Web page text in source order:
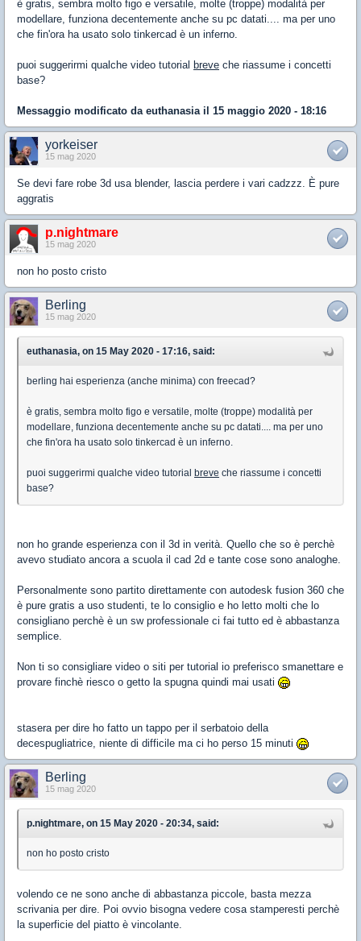
è gratis, sembra molto figo e versatile, molte (troppe) modalità per
modellare, funziona decentemente anche su pc datati.... ma per uno
che fin'ora ha usato solo tinkercad è un inferno.
puoi suggerirmi qualche video tutorial breve che riassume i concetti
base?
Messaggio modificato da euthanasiail 15 maggio 2020 - 18:16
yorkeiser
15 mag 2020
Se devi fare robe 3d usa blender, lascia perdere i vari cadzzz. È pure
aggratis
p.nightmare
15 mag 2020
non ho posto cristo
Berling
15 mag 2020
euthanasia, on 15 May 2020 - 17:16, said:
berling hai esperienza (anche minima) con freecad?
è gratis, sembra molto figo e versatile, molte (troppe) modalità per
modellare, funziona decentemente anche su pc datati.... ma per uno
che fin'ora ha usato solo tinkercad è un inferno.
puoi suggerirmi qualche video tutorial breve che riassume i concetti
base?
non ho grande esperienza con il 3d in verità. Quello che so è perchè
avevo studiato ancora a scuola il cad 2d e tante cose sono analoghe.
Personalmente sono partito direttamente con autodesk fusion 360 che
è pure gratis a uso studenti, te lo consiglio e ho letto molti che lo
consigliano perchè è un sw professionale ci fai tutto ed è abbastanza
semplice.
Non ti so consigliare video o siti per tutorial io preferisco smanettare e
provare finchè riesco o getto la spugna quindi mai usati
stasera per dire ho fatto un tappo per il serbatoio della
decespugliatrice, niente di difficile ma ci ho perso 15 minuti
Berling
15 mag 2020
p.nightmare, on 15 May 2020 - 20:34, said:
non ho posto cristo
volendo ce ne sono anche di abbastanza piccole, basta mezza
scrivania per dire. Poi ovvio bisogna vedere cosa stamperesti perchè
la superficie del piatto è vincolante.